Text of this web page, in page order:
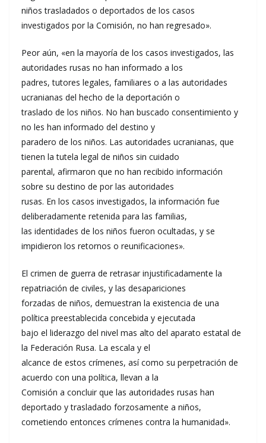
niños trasladados o deportados de los casos
investigados por la Comisión, no han regresado».
Peor aún, «en la mayoría de los casos investigados, las
autoridades rusas no han informado a los
padres, tutores legales, familiares o a las autoridades
ucranianas del hecho de la deportación o
traslado de los niños. No han buscado consentimiento y
no les han informado del destino y
paradero de los niños. Las autoridades ucranianas, que
tienen la tutela legal de niños sin cuidado
parental, afirmaron que no han recibido información
sobre su destino de por las autoridades
rusas. En los casos investigados, la información fue
deliberadamente retenida para las familias,
las identidades de los niños fueron ocultadas, y se
impidieron los retornos o reunificaciones».
El crimen de guerra de retrasar injustificadamente la
repatriación de civiles, y las desapariciones
forzadas de niños, demuestran la existencia de una
política preestablecida concebida y ejecutada
bajo el liderazgo del nivel mas alto del aparato estatal de
la Federación Rusa. La escala y el
alcance de estos crímenes, así como su perpetración de
acuerdo con una política, llevan a la
Comisión a concluir que las autoridades rusas han
deportado y trasladado forzosamente a niños,
cometiendo entonces crímenes contra la humanidad».